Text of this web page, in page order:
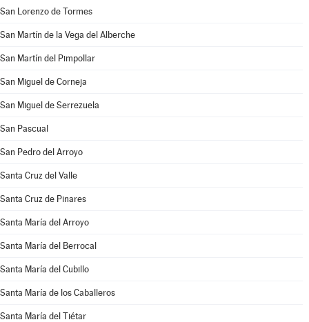
San Lorenzo de Tormes
San Martín de la Vega del Alberche
San Martín del Pimpollar
San Miguel de Corneja
San Miguel de Serrezuela
San Pascual
San Pedro del Arroyo
Santa Cruz del Valle
Santa Cruz de Pinares
Santa María del Arroyo
Santa María del Berrocal
Santa María del Cubillo
Santa María de los Caballeros
Santa María del Tiétar